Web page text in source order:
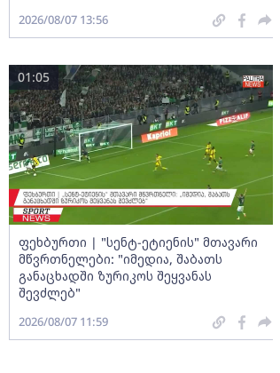
2026/08/07 13:56
ფეხბურთი | "სენტ-ეტიენის" მთავარი
მწვრთნელები: "იმედია, შაბათს
განაცხადში ზურიკოს შეყვანას
შევძლებ"
01:05
2026/08/07 11:59